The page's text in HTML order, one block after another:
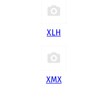
XLH
XMX